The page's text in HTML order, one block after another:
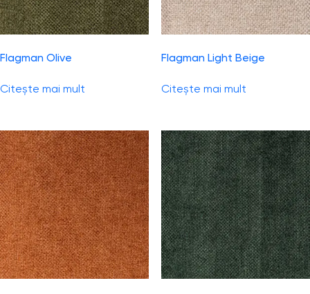
Flagman Olive
Citește mai mult
Flagman Light Beige
Citește mai mult